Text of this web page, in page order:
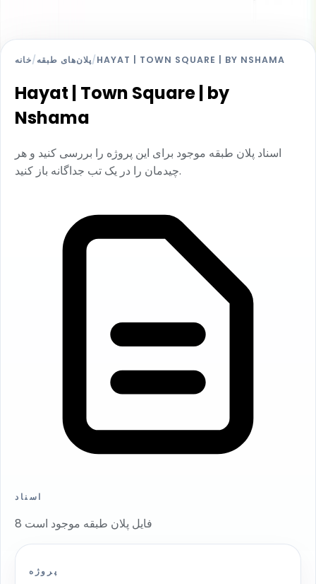
خانه/پلان‌های طبقه/HAYAT | TOWN SQUARE | BY NSHAMA
Hayat | Town Square | by
Nshama
اسناد پلان طبقه موجود برای این پروژه را بررسی کنید و هر
چیدمان را در یک تب جداگانه باز کنید.
اسناد
8 فایل پلان طبقه موجود است
پروژه